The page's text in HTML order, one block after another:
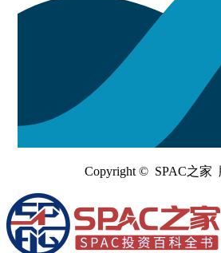
Copyright © SPAC之家